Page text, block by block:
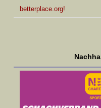
betterplace.org!